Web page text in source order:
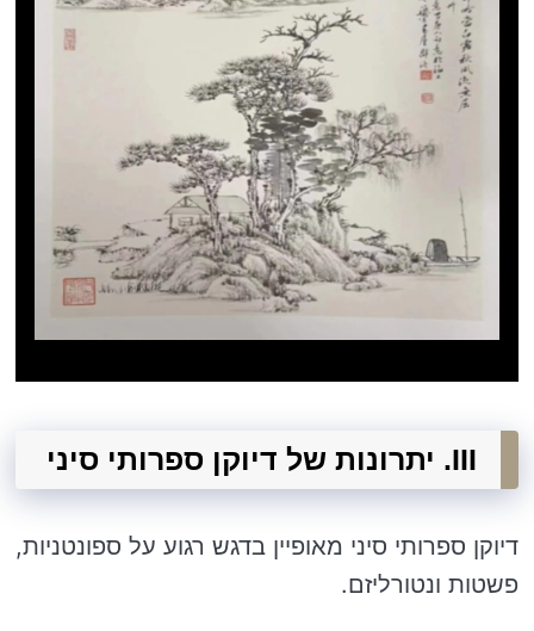
III. יתרונות של דיוקן ספרותי סיני
דיוקן ספרותי סיני מאופיין בדגש רגוע על ספונטניות,
פשטות ונטורליזם.